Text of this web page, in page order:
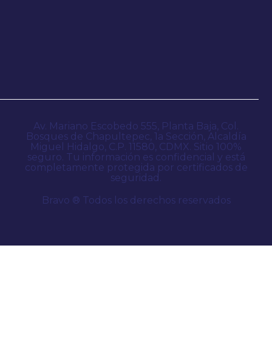
Av. Mariano Escobedo 555, Planta Baja, Col.
Bosques de Chapultepec, 1a Sección, Alcaldía
Miguel Hidalgo, C.P. 11580, CDMX. Sitio 100%
seguro. Tu información es confidencial y está
completamente protegida por certificados de
seguridad.
Bravo ® Todos los derechos reservados